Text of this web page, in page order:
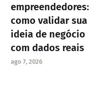
empreendedores:
como validar sua
ideia de negócio
com dados reais
ago 7, 2026